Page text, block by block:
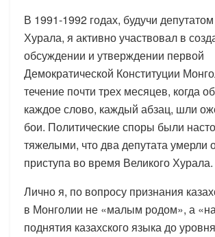
В 1991-1992 годах, будучи
Хурала, я активно участвовал в
обсуждении и утверждении первой
Демократической Конституции
течение почти трех месяцев, когда
каждое слово, каждый абзац, шли
бои. Политические споры были
тяжелыми, что два депутата умерли
приступа во время Великого Хурала.
Лично я, по вопросу признания
в Монголии не «малым родом», а
поднятия казахского языка до уровня